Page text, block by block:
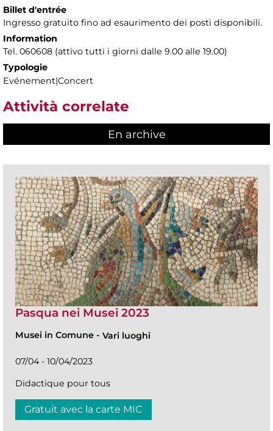
Billet d'entrée
Ingresso gratuito fino ad esaurimento dei posti disponibili.
Information
Tel. 060608 (attivo tutti i giorni dalle 9.00 alle 19.00)
Typologie
Evénement|Concert
Attività correlate
En archive
Pasqua nei Musei 2023
Musei in Comune - Vari luoghi
07/04 - 10/04/2023
Didactique pour tous
Gratuit avec la carte MIC